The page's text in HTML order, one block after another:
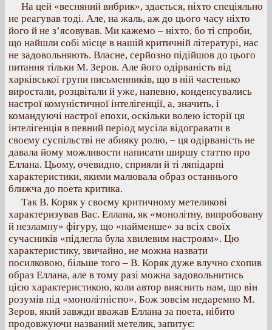
На цей «весняний вибрик», здається, ніхто спеціяльно
не реагував тоді. Але, на жаль, аж до цього часу ніхто
його й не з’ясовував. Ми кажемо – ніхто, бо ті спроби,
що найшли собі місце в нашій критичній літературі, нас
не задовольняють. Власне, серйозно підійшов до цього
питання тільки М. Зеров. Але його одірваність від
харківської групи письменників, що в ній частенько
виростали, розцвітали й уже, напевно, конденсувались
настрої комуністичної інтелігенції, а, значить, і
командуючі настрої епохи, оскільки волею історії ця
інтелігенція в певний період мусіла відогравати в
своєму суспільстві не абияку ролю, – ця одірваність не
давала йому можливости написати ширшу статтю про
Еллана. Цьому, очевидно, сприяли й ті ляпідарні
характеристики, якими малювала образ останнього
ближча до поета критика.
Так В. Коряк у своєму критичному метеликові
характеризував Вас. Еллана, як «монолітну, випробовану
й незламну» фігуру, що «найменше» за всіх своїх
сучасників «підлегла була хвилевим настроям». Цю
характеристику, звичайно, не можна назвати
посилковою, більше того – В. Коряк дуже влучно схопив
образ Еллана, але в тому разі можна задовольнитись
цією характеристикою, коли автор вияснить нам, що він
розумів під «монолітністю». Бож зовсім недаремно М.
Зеров, який завжди вважав Еллана за поета, нібито
продовжуючи названий метелик, запитує: